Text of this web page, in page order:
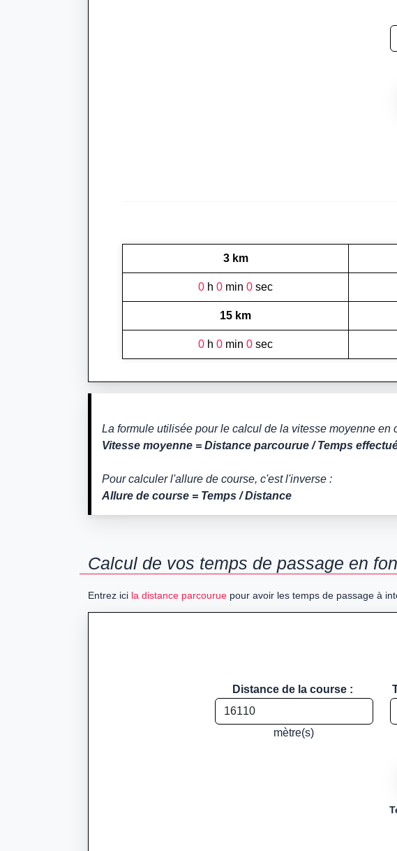
3 km
0 h 0 min 0 sec
15 km
0 h 0 min 0 sec
La formule utilisée pour le calcul de la vitesse moyenne en
Vitesse moyenne = Distance parcourue / Temps
Pour calculer l'allure de course, c'est l'inverse :
Allure de course = Temps / Distance
Calcul de vos temps de passage en
Entrez ici la distance parcourue pour avoir les temps de passage à
Distance de la course :
mètre(s)